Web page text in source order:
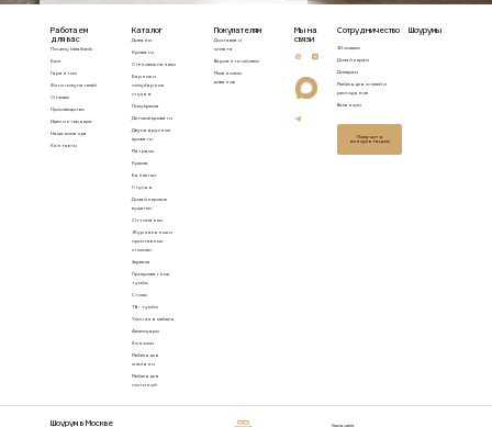
Работаем
для вас
Почему Idealbeds
Блог
Гарантии
Фото покупателей
Отзывы
Производство
Идеи интерьера
Наша команда
Контакты
Каталог
Диваны
Кровати
Стеновые панели
Барные и
полубарные
стулья
Полукресла
Детские кровати
Двухъярусные
кровати
Матрасы
Кресла
Банкетки
Стулья
Дизайнерские
кушетки
Оттоманки
Журнальные и
приставные
столики
Зеркала
Прикроватные
тумбы
Столы
ТВ - тумбы
Уличная мебель
Аксессуары
Консоли
Мебель для
спальни
Мебель для
гостиной
Покупателям
Доставка и
оплата
Варианты обивки
Механизмы
диванов
Мы на
связи
Сотрудничество
3D модели
Дизайнерам
Дилерам
Мебель для отелей и
ресторанов
Вакансии
Получить
консультацию
Шоурумы
Шоурум в Москве Карта сайта